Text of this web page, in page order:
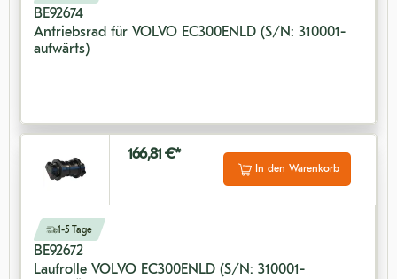
BE92674
Antriebsrad für VOLVO EC300ENLD (S/N: 310001-
aufwärts)
166,81 €*
In den Warenkorb
1-5 Tage
BE92672
Laufrolle VOLVO EC300ENLD (S/N: 310001-